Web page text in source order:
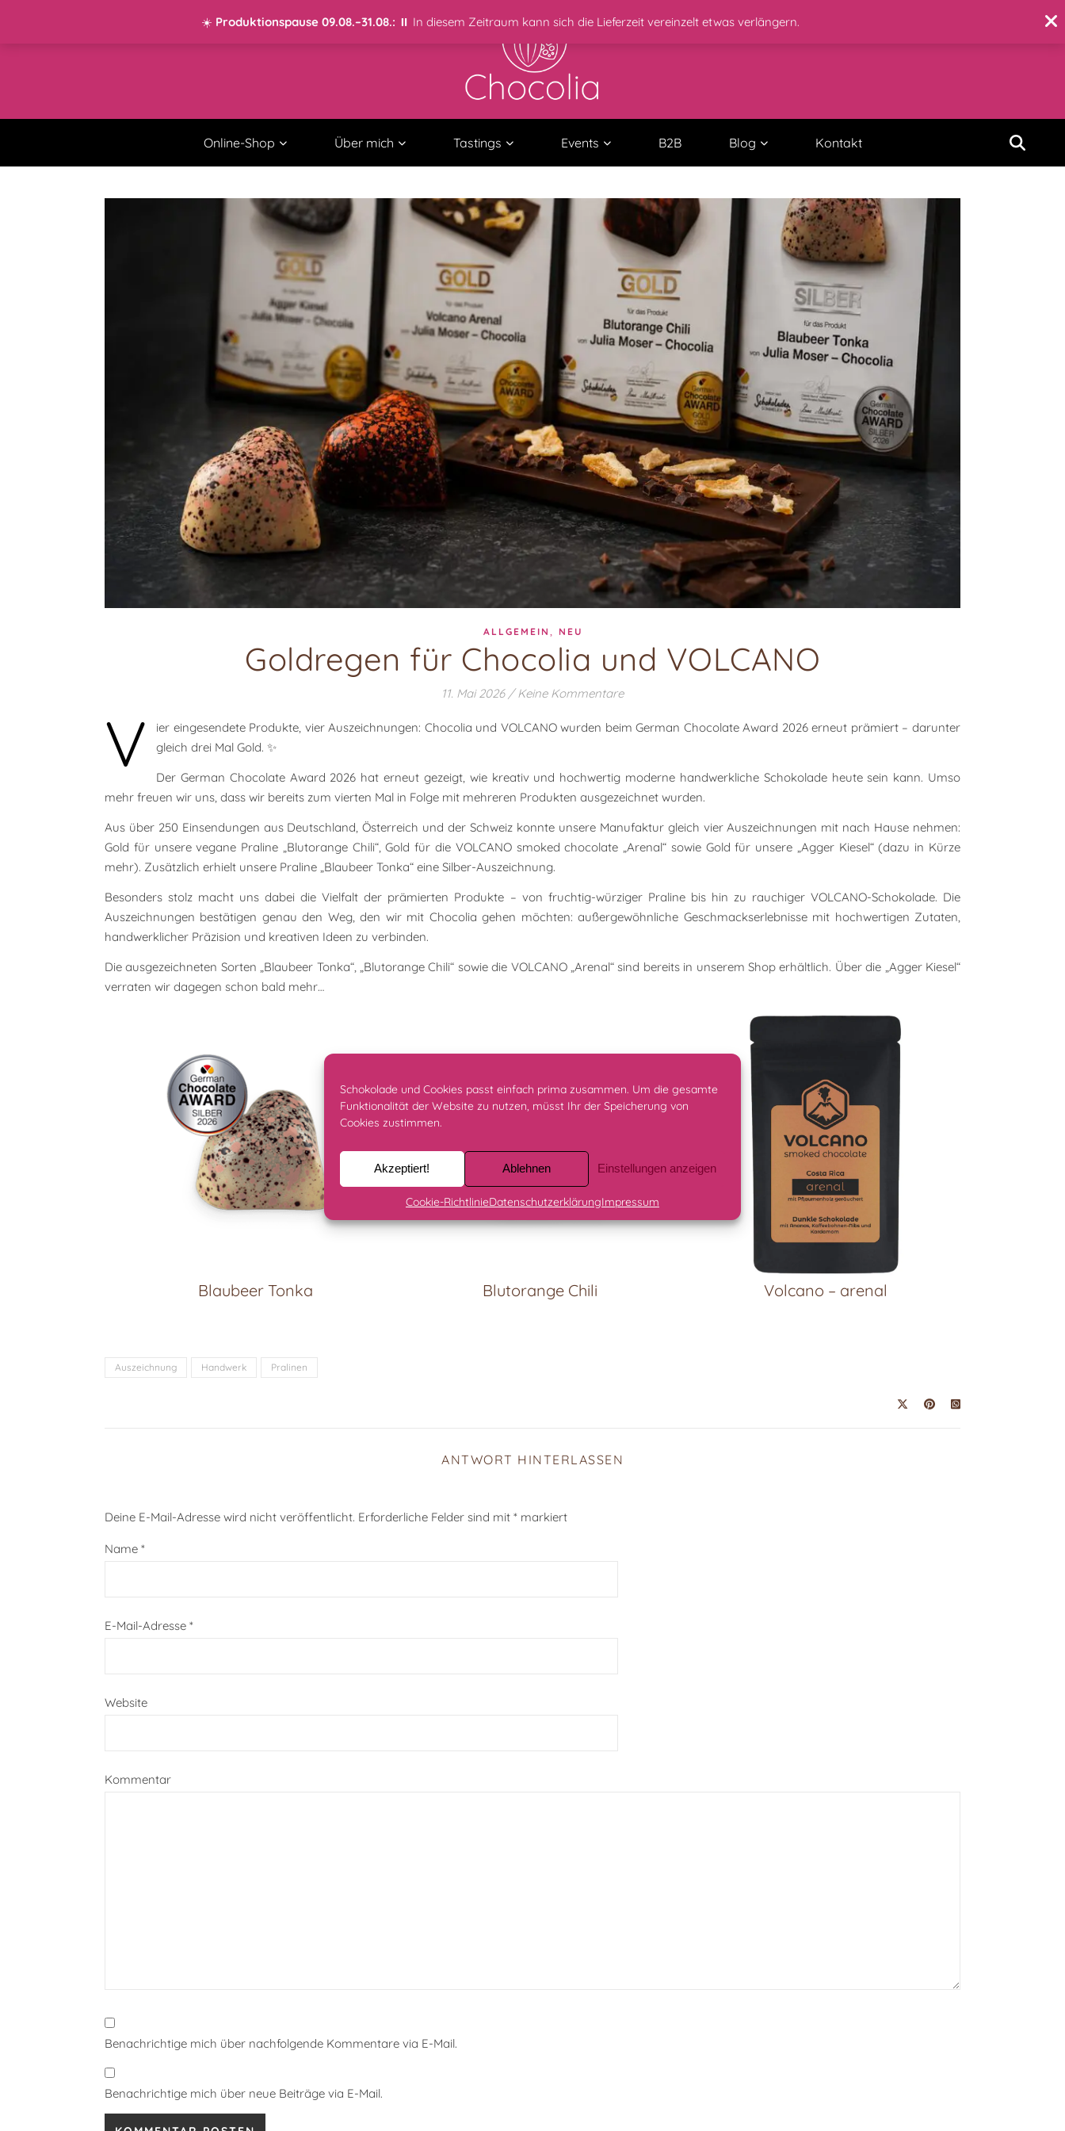
Schokolade und Cookies passt einfach prima zusammen. Um die gesamte
Funktionalität der Website zu nutzen, müsst Ihr der Speicherung von
Cookies zustimmen.
Akzeptiert! Ablehnen Einstellungen anzeigen
Cookie-RichtlinieDatenschutzerklärungImpressum
☀️ Produktionspause 09.08.–31.08.: ⏸️ In diesem Zeitraum kann sich die Lieferzeit vereinzelt etwas verlängern.
0,00 €
Online-Shop Über mich Tastings Events B2B Blog Kontakt
ALLGEMEIN , NEU
Goldregen für Chocolia und VOLCANO
11. Mai 2026 / Keine Kommentare
V
ier eingesendete Produkte, vier Auszeichnungen: Chocolia und VOLCANO wurden beim German Chocolate Award 2026 erneut prämiert – darunter
gleich drei Mal Gold. ✨
Der German Chocolate Award 2026 hat erneut gezeigt, wie kreativ und hochwertig moderne handwerkliche Schokolade heute sein kann. Umso
mehr freuen wir uns, dass wir bereits zum vierten Mal in Folge mit mehreren Produkten ausgezeichnet wurden.
Aus über 250 Einsendungen aus Deutschland, Österreich und der Schweiz konnte unsere Manufaktur gleich vier Auszeichnungen mit nach Hause nehmen:
Gold für unsere vegane Praline „Blutorange Chili“, Gold für die VOLCANO smoked chocolate „Arenal“ sowie Gold für unsere „Agger Kiesel“ (dazu in Kürze
mehr). Zusätzlich erhielt unsere Praline „Blaubeer Tonka“ eine Silber-Auszeichnung.
Besonders stolz macht uns dabei die Vielfalt der prämierten Produkte – von fruchtig-würziger Praline bis hin zu rauchiger VOLCANO-Schokolade. Die
Auszeichnungen bestätigen genau den Weg, den wir mit Chocolia gehen möchten: außergewöhnliche Geschmackserlebnisse mit hochwertigen Zutaten,
handwerklicher Präzision und kreativen Ideen zu verbinden.
Die ausgezeichneten Sorten „Blaubeer Tonka“, „Blutorange Chili“ sowie die VOLCANO „Arenal“ sind bereits in unserem Shop erhältlich. Über die „Agger Kiesel“
verraten wir dagegen schon bald mehr…
Blaubeer Tonka Blutorange Chili Volcano – arenal
Auszeichnung Handwerk Pralinen
ANTWORT HINTERLASSEN
Deine E-Mail-Adresse wird nicht veröffentlicht. Erforderliche Felder sind mit * markiert
Name *
E-Mail-Adresse *
Website
Kommentar
Benachrichtige mich über nachfolgende Kommentare via E-Mail.
Benachrichtige mich über neue Beiträge via E-Mail.